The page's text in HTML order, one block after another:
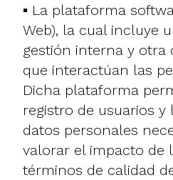
▪ La plataforma
Web), la cual incluye
gestión interna y otra
que interactúan las
Dicha plataforma
registro de usuarios
datos personales
valorar el impacto de
términos de calidad